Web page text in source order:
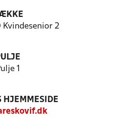
Kvindesenior 2
1
HJEMMESIDE